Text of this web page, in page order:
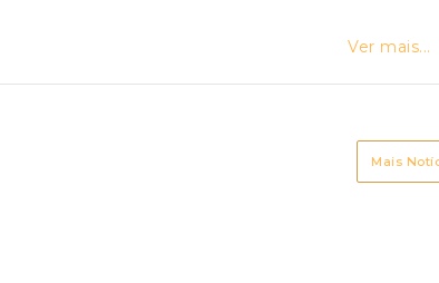
Ver mais...
Mais